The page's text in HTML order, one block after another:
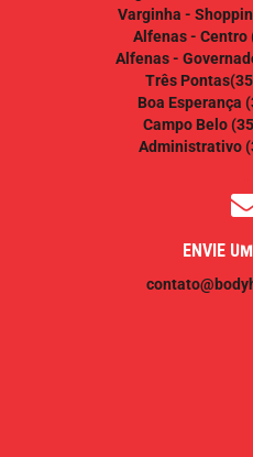
Varginha -
Alfenas - Centro
Alfenas -
Três Pontas
Boa Esperança
Campo Belo
Administrativo
ENVIE